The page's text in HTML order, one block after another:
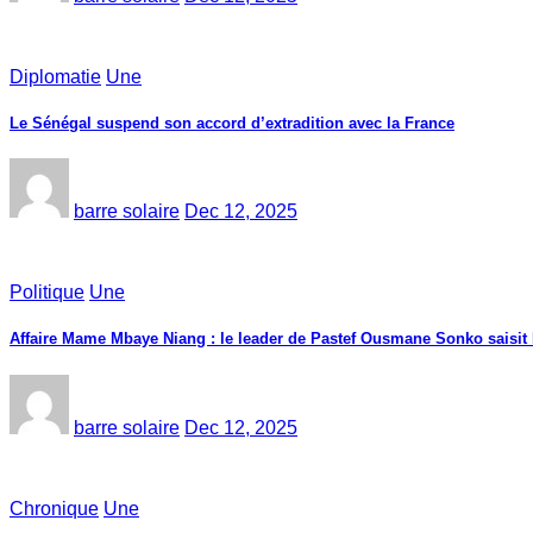
Diplomatie Une
Le Sénégal suspend son accord d’extradition avec la France
barre solaire Dec 12, 2025
Politique Une
Affaire Mame Mbaye Niang : le leader de Pastef Ousmane Sonko
barre solaire Dec 12, 2025
Chronique Une